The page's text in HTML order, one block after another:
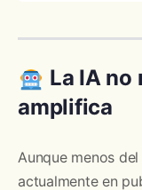
La IA no
amplifica
Aunque menos del
actualmente en